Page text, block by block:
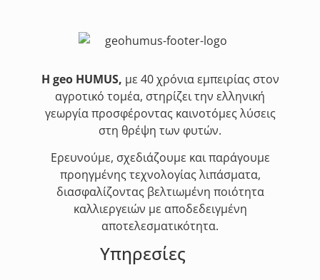
Η geo HUMUS, με 40 χρόνια εμπειρίας στον
αγροτικό τομέα, στηρίζει την ελληνική
γεωργία προσφέροντας καινοτόμες λύσεις
στη θρέψη των φυτών.
Ερευνούμε, σχεδιάζουμε και παράγουμε
προηγμένης τεχνολογίας λιπάσματα,
διασφαλίζοντας βελτιωμένη ποιότητα
καλλιεργειών με αποδεδειγμένη
αποτελεσματικότητα.
Υπηρεσίες